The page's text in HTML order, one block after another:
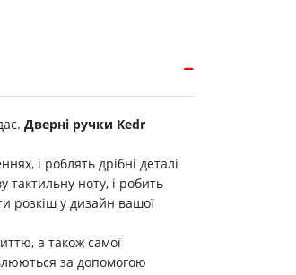
Дверні ручки Kedr
і роблять дрібні деталі
ноту, і робить
розкіш у дизайн вашої
а також самої
за допомогою